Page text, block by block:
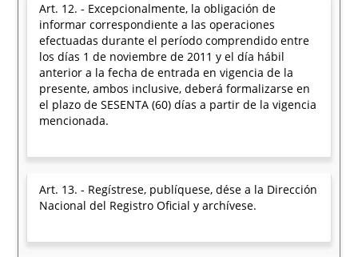
Art. 12. - Excepcionalmente, la obligación de
informar correspondiente a las operaciones
efectuadas durante el período comprendido entre
los días 1 de noviembre de 2011 y el día hábil
anterior a la fecha de entrada en vigencia de la
presente, ambos inclusive, deberá formalizarse en
el plazo de SESENTA (60) días a partir de la vigencia
mencionada.
Art. 13. - Regístrese, publíquese, dése a la Dirección
Nacional del Registro Oficial y archívese.